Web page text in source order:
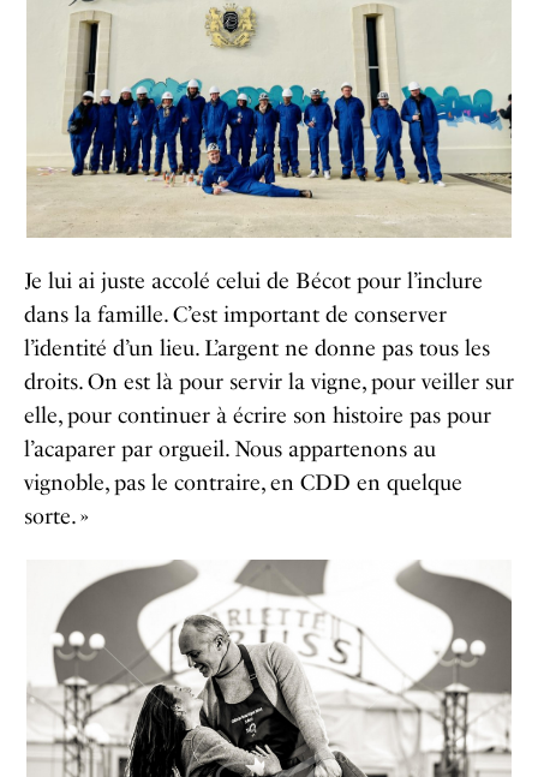
Je lui ai juste accolé celui de Bécot pour l’inclure
dans la famille. C’est important de conserver
l’identité d’un lieu. L’argent ne donne pas tous les
droits. On est là pour servir la vigne, pour veiller sur
elle, pour continuer à écrire son histoire pas pour
l’acaparer par orgueil. Nous appartenons au
vignoble, pas le contraire, en CDD en quelque
sorte. »